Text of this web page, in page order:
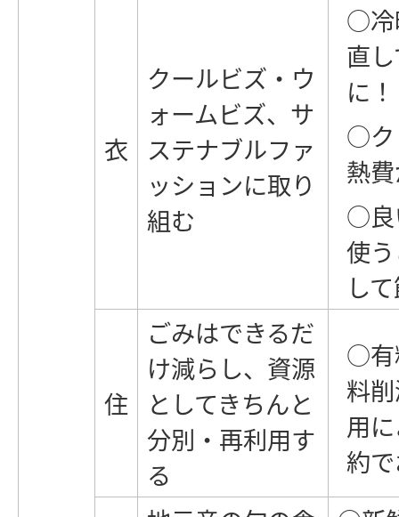
衣
クールビズ・ウ
ォームビズ、サ
ステナブルファ
ッションに取り
組む
○冷
直
に！
○ク
熱
○良
使
し
住
ごみはできるだ
け減らし、資源
としてきちんと
分別・再利用す
る
○有
料
用
約